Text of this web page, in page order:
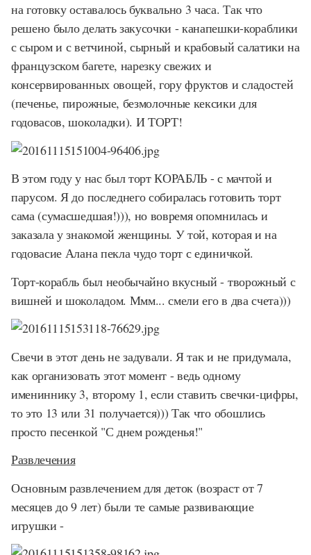
на готовку оставалось буквально 3 часа. Так что
решено было делать закусочки - канапешки-кораблики
с сыром и с ветчиной, сырный и крабовый салатики на
французском багете, нарезку свежих и
консервированных овощей, гору фруктов и сладостей
(печенье, пирожные, безмолочные кексики для
годовасов, шоколадки). И ТОРТ!
В этом году у нас был торт КОРАБЛЬ - с мачтой и
парусом. Я до последнего собиралась готовить торт
сама (сумасшедшая!))), но вовремя опомнилась и
заказала у знакомой женщины. У той, которая и на
годовасие Алана пекла чудо торт с единичкой.
Торт-корабль был необычайно вкусный - творожный с
вишней и шоколадом. Ммм... смели его в два счета)))
Свечи в этот день не задували. Я так и не придумала,
как организовать этот момент - ведь одному
имениннику 3, второму 1, если ставить свечки-цифры,
то это 13 или 31 получается))) Так что обошлись
просто песенкой "С днем рожденья!"
Развлечения
Основным развлечением для деток (возраст от 7
месяцев до 9 лет) были те самые развивающие
игрушки -